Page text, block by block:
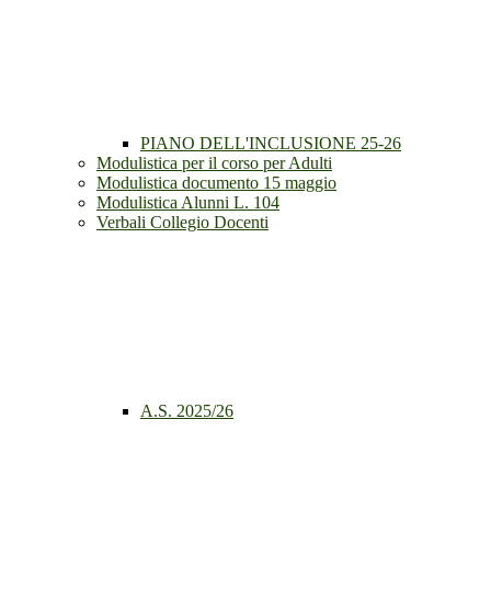
PIANO DELL'INCLUSIONE 25-26
Modulistica per il corso per Adulti
Modulistica documento 15 maggio
Modulistica Alunni L. 104
Verbali Collegio Docenti
A.S. 2025/26